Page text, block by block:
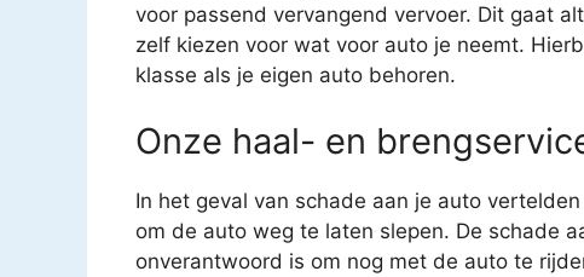
voor passend vervangend vervoer. Dit gaat
zelf kiezen voor wat voor auto je neemt.
klasse als je eigen auto behoren.
Onze haal- en
In het geval van schade aan je auto
om de auto weg te laten slepen. De schade
onverantwoord is om nog met de auto te